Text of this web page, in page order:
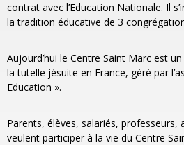
contrat avec l’Education Nationale. Il
la tradition éducative de 3
Aujourd’hui le Centre Saint Marc est
la tutelle jésuite en France, géré par
Education ».
Parents, élèves, salariés, professeurs,
veulent participer à la vie du Centre